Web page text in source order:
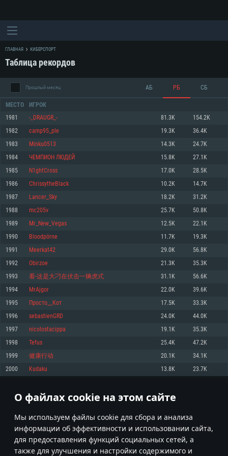
О файлах cookie на этом сайте
Мы используем файлы cookie для сбора и анализа
информации об эффективности и использовании сайта,
для предоставления функций социальных сетей, а
также для улучшения и настройки содержимого и
СИСТЕМНЫЕ ТРЕБОВАНИЯ
Для PC
Для Mac
Минимальные
Процессор: Dual-Core 2.2 GHz
NVIDIA GeForce GTX 660. Минимальное поддерживаемое разрешение –
Место на жестком диске: 23.1 Гб
Рекомендуемые
ОС: Windows 10/11 (64bit)
Процессор: Intel Core i5 или Ryzen 5 3600 и выше
Оперативная память: 16 ГБ
Видеокарта с поддержкой DirectX 11 и выше: Nvidia GeForce 1060 и
выше, Radeon RX 570 и выше
Место на жестком диске: 75.9 Гб
Минимальные
Процессор: Core i5, минимум 2.2GHz (Intel Xeon не поддерживается)
AMD/Nvidia для Mac (минимальное поддерживаемое разрешение –
720p) с поддержкой Metal
Рекомендуемые
Процессор: Intel Core i7 (Intel Xeon не поддерживается)
Место на жестком диске: 75.9 Гб
Минимальные
Процессор: Dual-Core 2.4 ГГц
драйверами (не старее 6 месяцев) / соответствующая серия AMD
Radeon со свежими проприетарными драйверами (не старее 6
месяцев, минимальное поддерживаемое разрешение - 720p) с
поддержкой Vulkan
Место на жестком диске: 23.1 Гб
Рекомендуемые
Видеокарта: NVIDIA GeForce 1060 со свежими проприетарными
проприетарными драйверами (не старее 6 месяцев) с поддержкой
Vulkan
Место на жестком диске: 75.9 Гб
ГЛАВНАЯ КИБЕРСПОРТ
Таблица рекордов
Прошлый месяц АБ РБ СБ
МЕСТО ИГРОК
1981 -_DRAUGR_- 81.3K 154.2K
1982 camp95_ple 19.3K 36.4K
1983 Minku0513 14.3K 24.7K
1984 ЧЕМПИОН ЛЮДЕЙ 15.8K 27.1K
1985 N1ghtCross 17.0K 28.5K
1986 ChrissytheBlack 10.2K 14.7K
1987 Lancer_Sky 18.2K 31.2K
1988 mc205v 25.7K 50.8K
1989 Mr_New_Vegas 12.5K 22.1K
1990 Bloodpörne 11.7K 19.3K
1991 Meerkat42 29.0K 56.8K
1992 Obirzoe 21.3K 35.3K
1993 看-这是大刁在伏击一辆虎式 31.1K 56.6K
1994 MrAjgor 22.0K 39.6K
1995 Просто__Кот 17.5K 33.3K
1996 sebastienGRD 24.0K 44.0K
1997 nicolostacippa 19.1K 35.3K
1998 Tefus 25.4K 47.2K
1999 健康行动 20.1K 34.1K
2000 Kudaku 13.8K 23.7K
* Таблица рекордов обновляется раз в день
99 100 101 200